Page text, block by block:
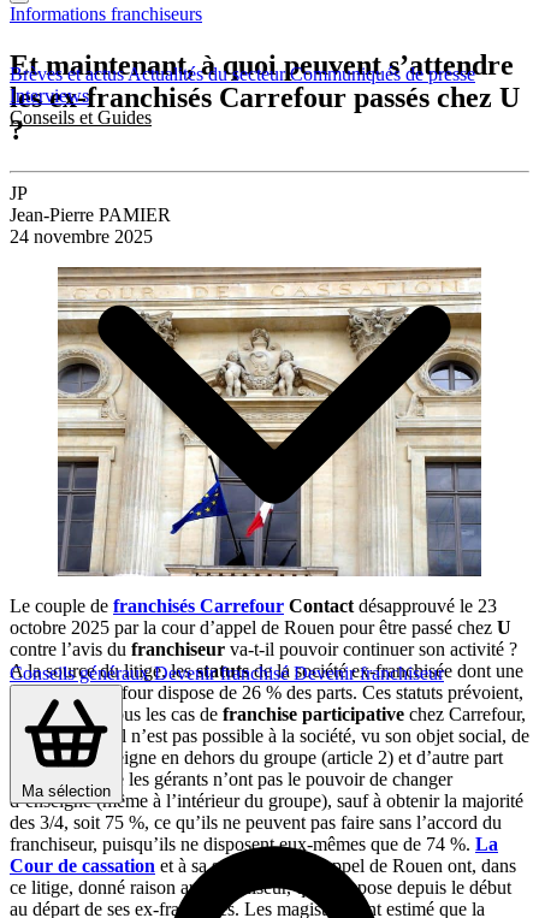
Brèves et actusActualités du secteurCommuniqués de presse
Interviews
Conseils et Guides
Conseils générauxDevenir franchiséDevenir franchiseur
Ma sélection
Informations franchiseurs
Et maintenant, à quoi peuvent s’attendre
les ex-franchisés Carrefour passés chez U
?
JP
Jean-Pierre PAMIER
24 novembre 2025
Le couple de franchisés Carrefour Contact désapprouvé le 23
octobre 2025 par la cour d’appel de Rouen pour être passé chez U
contre l’avis du franchiseur va-t-il pouvoir continuer son activité ?
A la source du litige, lesstatutsde la société ex-franchisée dont une
filiale de Carrefour dispose de 26 % des parts. Ces statuts prévoient,
comme dans tous les cas de franchise participative chez Carrefour,
d’une part qu’il n’est pas possible à la société, vu son objet social, de
changer d’enseigne en dehors du groupe (article 2) et d’autre part
(article 15) que les gérants n’ont pas le pouvoir de changer
d’enseigne (même à l’intérieur du groupe), sauf à obtenir la majorité
des 3/4, soit 75 %, ce qu’ils ne peuvent pas faire sans l’accord du
franchiseur, puisqu’ils ne disposent eux-mêmes que de 74 %. La
Cour de cassation et à sa suite la cour d’appel de Rouen ont, dans
ce litige, donné raison au franchiseur, qui s’oppose depuis le début
au départ de ses ex-franchisés. Les magistrats ont estimé que la